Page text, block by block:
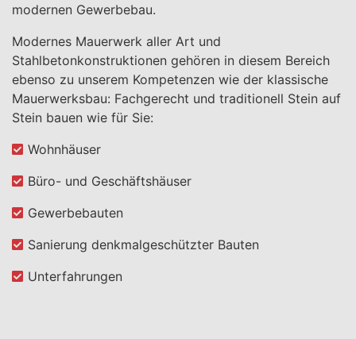
modernen Gewerbebau.
Modernes Mauerwerk aller Art und
Stahlbetonkonstruktionen gehören in diesem Bereich
ebenso zu unserem Kompetenzen wie der klassische
Mauerwerksbau: Fachgerecht und traditionell Stein auf
Stein bauen wie für Sie:
Wohnhäuser
Büro- und Geschäftshäuser
Gewerbebauten
Sanierung denkmalgeschützter Bauten
Unterfahrungen